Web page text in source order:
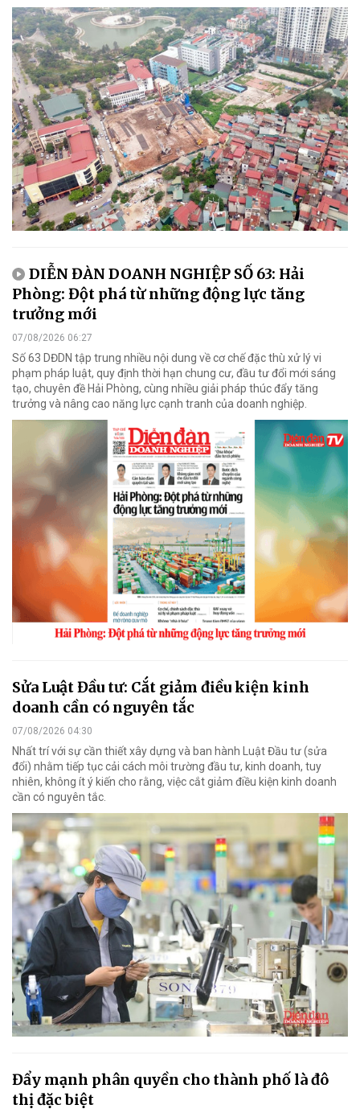
DIỄN ĐÀN DOANH NGHIỆP SỐ 63: Hải
Phòng: Đột phá từ những động lực tăng
trưởng mới
07/08/2026 06:27
Số 63 DĐDN tập trung nhiều nội dung về cơ chế đặc thù xử lý vi
phạm pháp luật, quy định thời hạn chung cư, đầu tư đổi mới sáng
tạo, chuyên đề Hải Phòng, cùng nhiều giải pháp thúc đẩy tăng
trưởng và nâng cao năng lực cạnh tranh của doanh nghiệp.
Sửa Luật Đầu tư: Cắt giảm điều kiện kinh
doanh cần có nguyên tắc
07/08/2026 04:30
Nhất trí với sự cần thiết xây dựng và ban hành Luật Đầu tư (sửa
đổi) nhằm tiếp tục cải cách môi trường đầu tư, kinh doanh, tuy
nhiên, không ít ý kiến cho rằng, việc cắt giảm điều kiện kinh doanh
cần có nguyên tắc.
Đẩy mạnh phân quyền cho thành phố là đô
thị đặc biệt